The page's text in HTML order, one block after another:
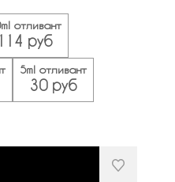
отливант
114 руб
5ml отливант
30 руб